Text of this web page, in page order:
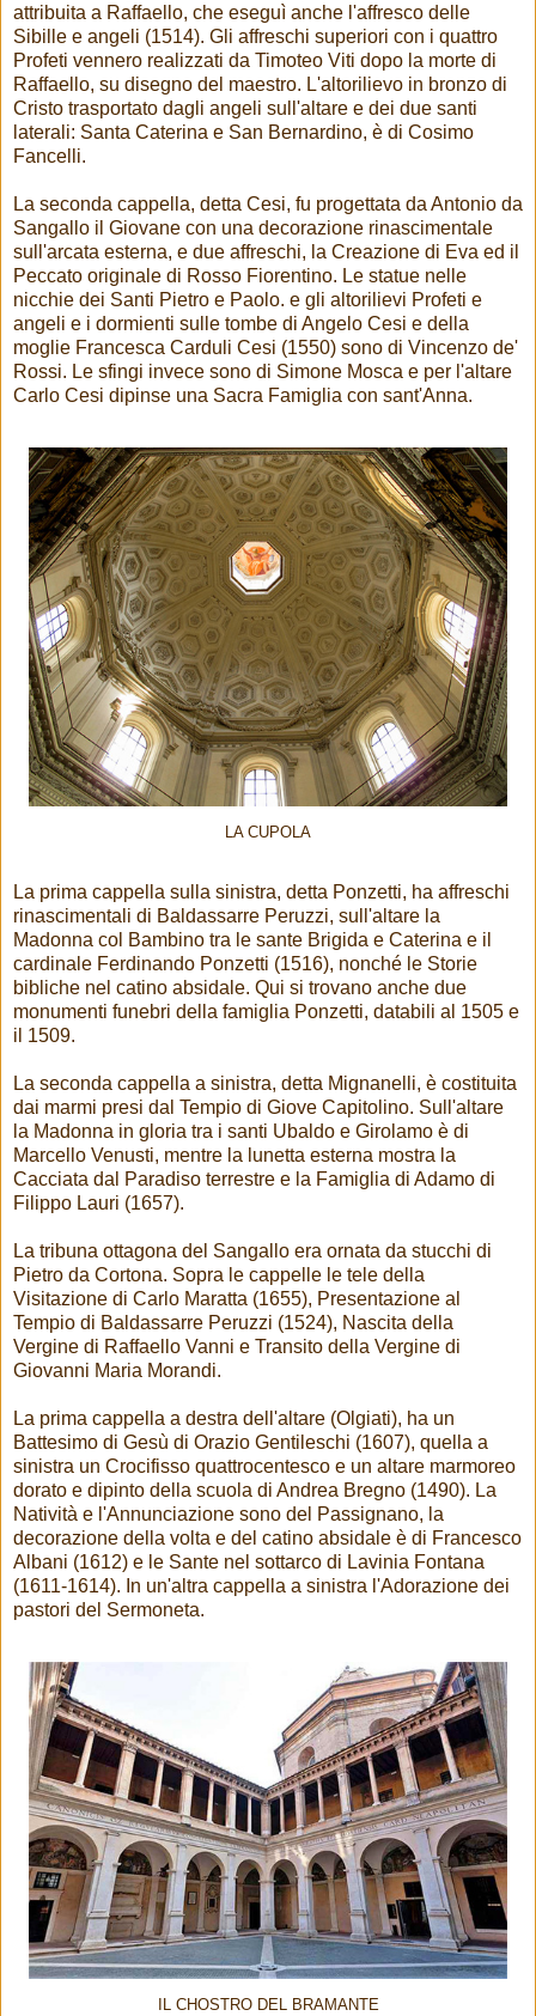
attribuita a Raffaello, che eseguì anche l'affresco delle
Sibille e angeli (1514). Gli affreschi superiori con i quattro
Profeti vennero realizzati da Timoteo Viti dopo la morte di
Raffaello, su disegno del maestro. L'altorilievo in bronzo di
Cristo trasportato dagli angeli sull'altare e dei due santi
laterali: Santa Caterina e San Bernardino, è di Cosimo
Fancelli.
La seconda cappella, detta Cesi, fu progettata da Antonio da
Sangallo il Giovane con una decorazione rinascimentale
sull'arcata esterna, e due affreschi, la Creazione di Eva ed il
Peccato originale di Rosso Fiorentino. Le statue nelle
nicchie dei Santi Pietro e Paolo. e gli altorilievi Profeti e
angeli e i dormienti sulle tombe di Angelo Cesi e della
moglie Francesca Carduli Cesi (1550) sono di Vincenzo de'
Rossi. Le sfingi invece sono di Simone Mosca e per l'altare
Carlo Cesi dipinse una Sacra Famiglia con sant'Anna.
LA CUPOLA
La prima cappella sulla sinistra, detta Ponzetti, ha affreschi
rinascimentali di Baldassarre Peruzzi, sull'altare la
Madonna col Bambino tra le sante Brigida e Caterina e il
cardinale Ferdinando Ponzetti (1516), nonché le Storie
bibliche nel catino absidale. Qui si trovano anche due
monumenti funebri della famiglia Ponzetti, databili al 1505 e
il 1509.
La seconda cappella a sinistra, detta Mignanelli, è costituita
dai marmi presi dal Tempio di Giove Capitolino. Sull'altare
la Madonna in gloria tra i santi Ubaldo e Girolamo è di
Marcello Venusti, mentre la lunetta esterna mostra la
Cacciata dal Paradiso terrestre e la Famiglia di Adamo di
Filippo Lauri (1657).
La tribuna ottagona del Sangallo era ornata da stucchi di
Pietro da Cortona. Sopra le cappelle le tele della
Visitazione di Carlo Maratta (1655), Presentazione al
Tempio di Baldassarre Peruzzi (1524), Nascita della
Vergine di Raffaello Vanni e Transito della Vergine di
Giovanni Maria Morandi.
La prima cappella a destra dell'altare (Olgiati), ha un
Battesimo di Gesù di Orazio Gentileschi (1607), quella a
sinistra un Crocifisso quattrocentesco e un altare marmoreo
dorato e dipinto della scuola di Andrea Bregno (1490). La
Natività e l'Annunciazione sono del Passignano, la
decorazione della volta e del catino absidale è di Francesco
Albani (1612) e le Sante nel sottarco di Lavinia Fontana
(1611-1614). In un'altra cappella a sinistra l'Adorazione dei
pastori del Sermoneta.
IL CHOSTRO DEL BRAMANTE